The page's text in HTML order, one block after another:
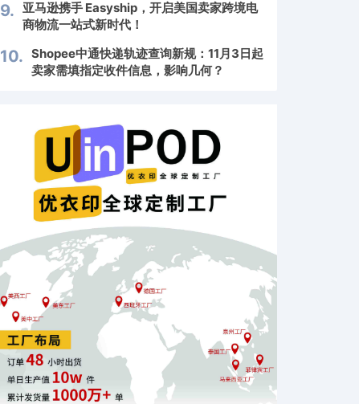
9. 亚马逊携手 Easyship，开启美国卖家跨境电
商物流一站式新时代！
10. Shopee中通快递轨迹查询新规：11月3日起
卖家需填指定收件信息，影响几何？